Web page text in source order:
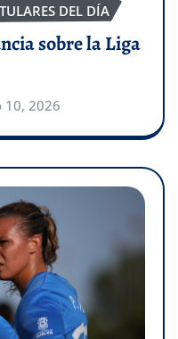
DEL DÍA
sobre la Liga
10, 2026